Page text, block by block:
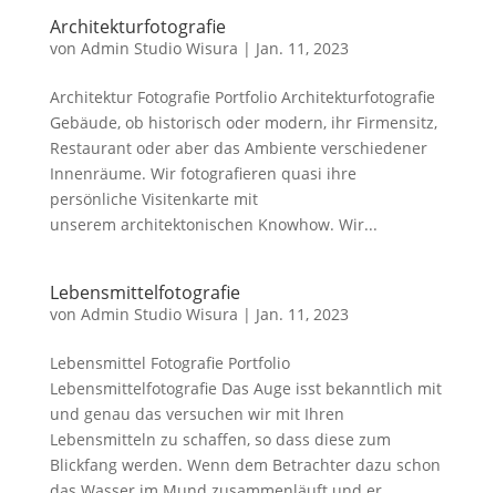
Architekturfotografie
von Admin Studio Wisura | Jan. 11, 2023
Architektur Fotografie Portfolio Architekturfotografie
Gebäude, ob historisch oder modern, ihr Firmensitz,
Restaurant oder aber das Ambiente verschiedener
Innenräume. Wir fotografieren quasi ihre
persönliche Visitenkarte mit
unserem architektonischen Knowhow. Wir...
Lebensmittelfotografie
von Admin Studio Wisura | Jan. 11, 2023
Lebensmittel Fotografie Portfolio
Lebensmittelfotografie Das Auge isst bekanntlich mit
und genau das versuchen wir mit Ihren
Lebensmitteln zu schaffen, so dass diese zum
Blickfang werden. Wenn dem Betrachter dazu schon